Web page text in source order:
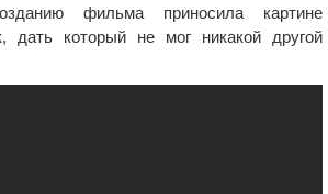
фильма приносила картине
дать который не мог никакой другой